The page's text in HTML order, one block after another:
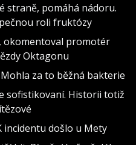
straně, pomáhá nádoru.
roli fruktózy
okomentoval promotér
Oktagonu
za to běžná bakterie
sofistikovaní. Historii totiž
incidentu došlo u Mety